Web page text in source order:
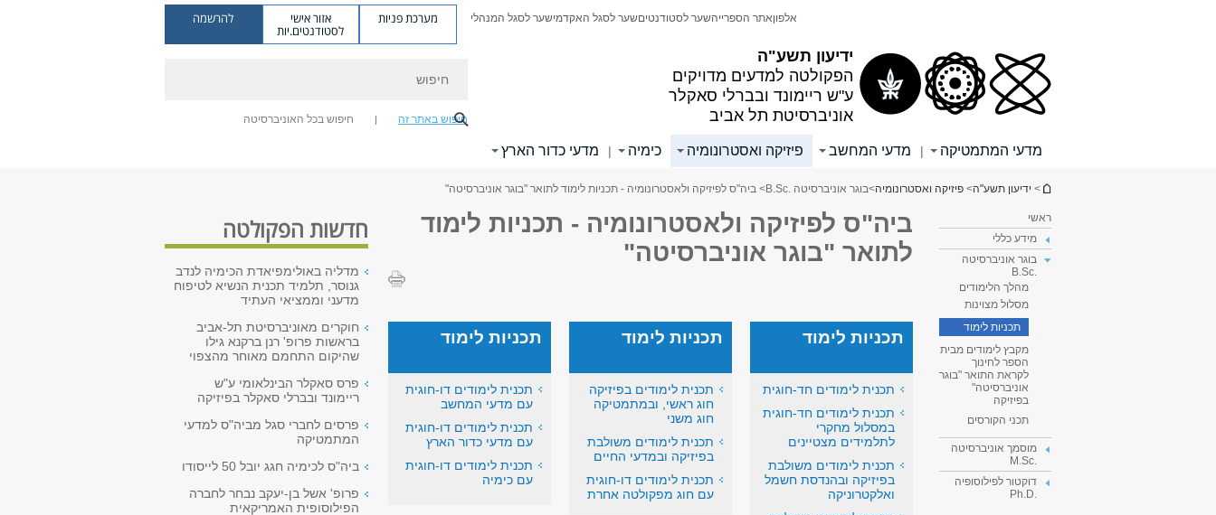
ידיעון תשע"ה
הפקולטה למדעים מדויקים
ע"ש ריימונד ובברלי סאקלר
אוניברסיטת תל אביב
אלפוןאתר הספרייהשער לסטודנטיםשער לסגל האקדמישער לסגל המנהלי מערכת פניות אזור אישי
לסטודנטים.יות
להרשמה
חיפוש באתר זה חיפוש בכל האוניברסיטה
מדעי המתמטיקה | מדעי המחשב פיזיקה ואסטרונומיה כימיה | מדעי כדור הארץ
הינך נמצא כאן
> ידיעון תשע"ה> פיזיקה ואסטרונומיה>בוגר אוניברסיטה .B.Sc > ביה"ס לפיזיקה ולאסטרונומיה - תכניות לימוד לתואר "בוגר אוניברסיטה"
ראשי
מידע כללי
בוגר אוניברסיטה
.B.Sc
מהלך הלימודים
מסלול מצוינות
תכניות לימוד
מקבץ לימודים מבית
הספר לחינוך
לקראת התואר "בוגר
אוניברסיטה"
בפיזיקה
תכני הקורסים
מוסמך אוניברסיטה
.M.Sc
דוקטור לפילוסופיה
.Ph.D
ביה"ס לפיזיקה ולאסטרונומיה - תכניות לימוד
לתואר "בוגר אוניברסיטה"
תכניות לימוד
תכנית לימודים חד-חוגית
תכנית לימודים חד-חוגית
במסלול מחקרי
לתלמידים מצטיינים
תכנית לימודים משולבת
בפיזיקה ובהנדסת חשמל
ואלקטרוניקה
תכניות לימוד
תכנית לימודים בפיזיקה
חוג ראשי, ובמתמטיקה
חוג משני
תכנית לימודים משולבת
בפיזיקה ובמדעי החיים
תכנית לימודים דו-חוגית
עם חוג מפקולטה אחרת
תכניות לימוד
תכנית לימודים דו-חוגית
עם מדעי המחשב
תכנית לימודים דו-חוגית
עם מדעי כדור הארץ
תכנית לימודים דו-חוגית
עם כימיה
חדשות הפקולטה
מדליה באולימפיאדת הכימיה לנדב
גנוסר, תלמיד תכנית הנשיא לטיפוח
מדעני וממציאי העתיד
חוקרים מאוניברסיטת תל-אביב
בראשות פרופ' רנן ברקנא גילו
שהיקום התחמם מאוחר מהצפוי
פרס סאקלר הבינלאומי ע"ש
ריימונד ובברלי סאקלר בפיזיקה
פרסים לחברי סגל מביה"ס למדעי
המתמטיקה
ביה"ס לכימיה חגג יובל 50 לייסודו
פרופ' אשל בן-יעקב נבחר לחברה
הפילוסופית האמריקאית